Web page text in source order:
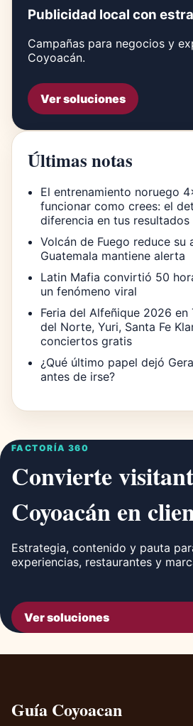
Publicidad local con
Campañas para negocios y
Coyoacán.
Ver soluciones
Últimas notas
El entrenamiento noruego
funcionar como crees: el
diferencia en tus resultados
Volcán de Fuego reduce su
Guatemala mantiene alerta
Latin Mafia convirtió 50
un fenómeno viral
Feria del Alfeñique 2026 en
del Norte, Yuri, Santa Fe
conciertos gratis
¿Qué último papel dejó
antes de irse?
FACTORÍA 360
Convierte
Coyoacán en
Estrategia, contenido y pauta
experiencias, restaurantes y
Ver soluciones
Guía Coyoacan